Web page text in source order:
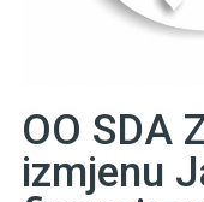
OO SDA
izmjenu